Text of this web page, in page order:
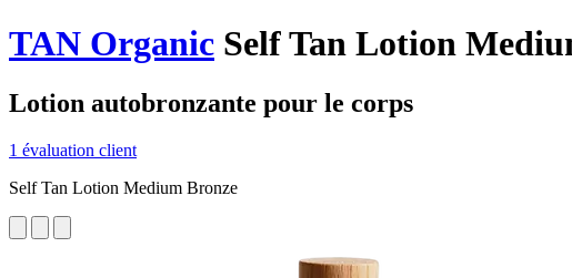
TAN Organic Self Tan Lotion
Lotion autobronzante pour le corps
1 évaluation client
Self Tan Lotion Medium Bronze